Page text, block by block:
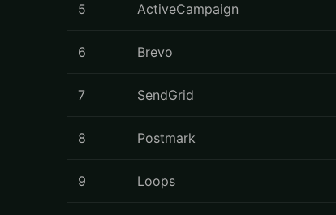
5 ActiveCampaign
6 Brevo
7 SendGrid
8 Postmark
9 Loops